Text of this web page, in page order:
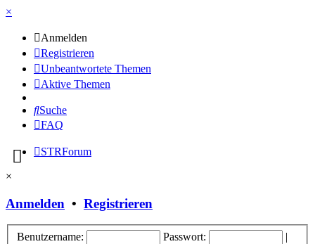
×
Anmelden
Registrieren
Unbeantwortete Themen
Aktive Themen
Suche
FAQ
STRForum
×
Anmelden • Registrieren
Benutzername: Passwort:
|